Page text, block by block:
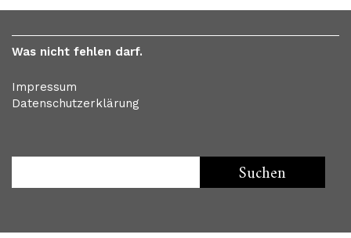
Was nicht fehlen darf.
Impressum
Datenschutzerklärung